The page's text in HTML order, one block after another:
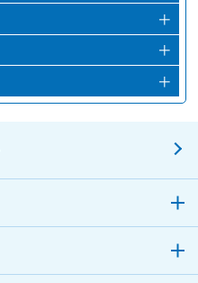
＋
＋
＋